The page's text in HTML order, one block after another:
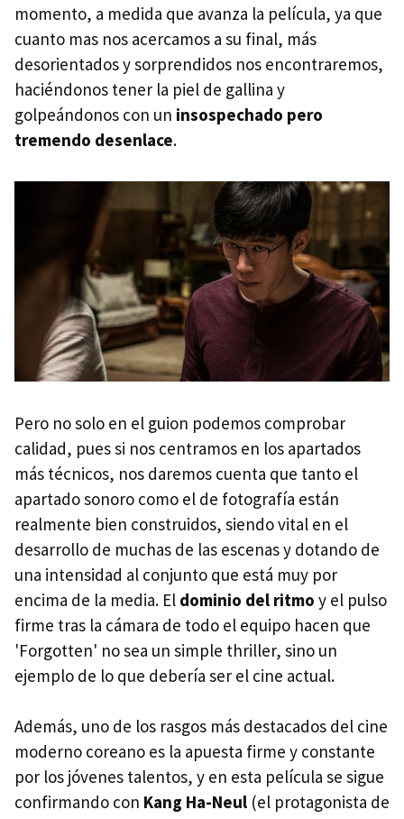
momento, a medida que avanza la película, ya que
cuanto mas nos acercamos a su final, más
desorientados y sorprendidos nos encontraremos,
haciéndonos tener la piel de gallina y
golpeándonos con un insospechado pero
tremendo desenlace.
Pero no solo en el guion podemos comprobar
calidad, pues si nos centramos en los apartados
más técnicos, nos daremos cuenta que tanto el
apartado sonoro como el de fotografía están
realmente bien construidos, siendo vital en el
desarrollo de muchas de las escenas y dotando de
una intensidad al conjunto que está muy por
encima de la media. El dominio del ritmo y el pulso
firme tras la cámara de todo el equipo hacen que
'Forgotten' no sea un simple thriller, sino un
ejemplo de lo que debería ser el cine actual.
Además, uno de los rasgos más destacados del cine
moderno coreano es la apuesta firme y constante
por los jóvenes talentos, y en esta película se sigue
confirmando con Kang Ha-Neul (el protagonista de